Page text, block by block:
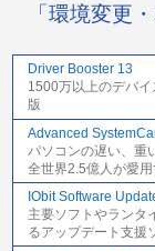
「環境変更
Driver Booster 13
1500万以上のデバ
版
Advanced
パソコンの遅い、重
全世界2.5億人が愛
IObit Software
主要ソフトやランタ
るアップデート支援